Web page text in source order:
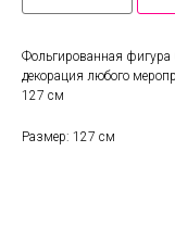
Фольгированная фигура
декорация любого
127 см
Размер: 127 см